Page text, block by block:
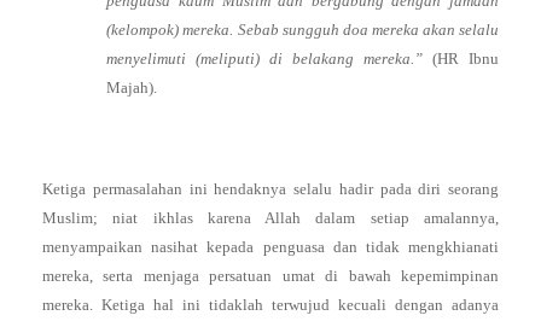
(kelompok) mereka. Sebab sungguh doa mereka akan selalu
menyelimuti (meliputi) di belakang mereka.” (HR Ibnu
Majah).
Ketiga permasalahan ini hendaknya selalu hadir pada diri seorang
Muslim; niat ikhlas karena Allah dalam setiap amalannya,
menyampaikan nasihat kepada penguasa dan tidak mengkhianati
mereka, serta menjaga persatuan umat di bawah kepemimpinan
mereka. Ketiga hal ini tidaklah terwujud kecuali dengan adanya